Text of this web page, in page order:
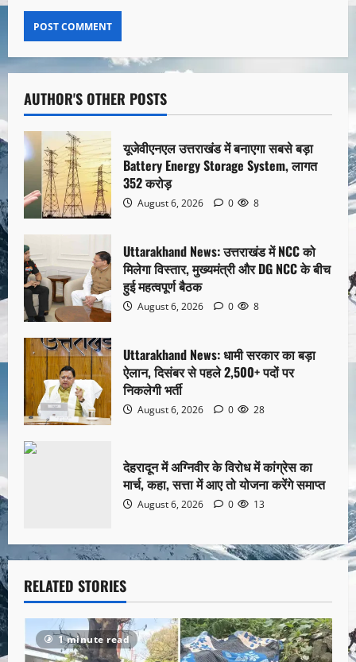
AUTHOR'S OTHER POSTS
यूजेवीएनएल उत्तराखंड में बनाएगा सबसे बड़ा
Battery Energy Storage System, लागत
352 करोड़
August 6, 2026 0 8
Uttarakhand News: उत्तराखंड में NCC को
मिलेगा विस्तार, मुख्यमंत्री और DG NCC के बीच
हुई महत्वपूर्ण बैठक
August 6, 2026 0 8
Uttarakhand News: धामी सरकार का बड़ा
ऐलान, दिसंबर से पहले 2,500+ पदों पर
निकलेगी भर्ती
August 6, 2026 0 28
देहरादून में अग्निवीर के विरोध में कांग्रेस का
मार्च, कहा, सत्ता में आए तो योजना करेंगे समाप्त
August 6, 2026 0 13
RELATED STORIES
1 minute read